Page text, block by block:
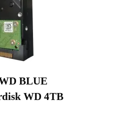
BLUE
WD 4TB